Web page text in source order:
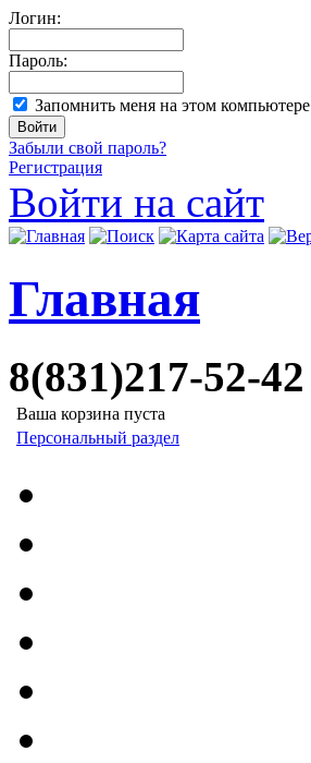
Логин:
Пароль:
Запомнить меня на этом компьютере
Забыли свой пароль?
Регистрация
Войти на сайт
Главная
8(831)217-52-42
Ваша корзина пуста
Персональный раздел